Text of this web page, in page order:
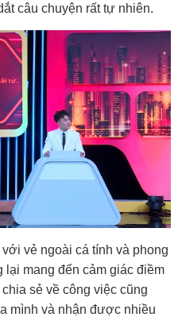
câu chuyện rất tự nhiên.
vẻ ngoài cá tính và phong
lại mang đến cảm giác điềm
sẻ về công việc cũng
mình và nhận được nhiều